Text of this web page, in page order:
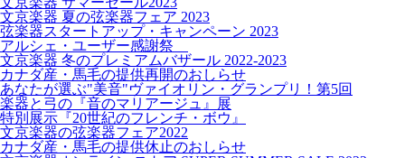
文京楽器 夏の弦楽器フェア 2023
弦楽器スタートアップ・キャンペーン 2023
アルシェ・ユーザー感謝祭
文京楽器 冬のプレミアムバザール 2022-2023
カナダ産・馬毛の提供再開のおしらせ
あなたが選ぶ"美音"ヴァイオリン・グランプリ！第5回
楽器と弓の『音のマリアージュ』展
特別展示『20世紀のフレンチ・ボウ』
文京楽器の弦楽器フェア2022
カナダ産・馬毛の提供休止のおしらせ